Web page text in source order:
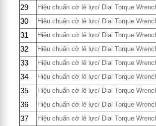
29 Hiệu chuẩn cờ lê lực/ Dial Torque
30 Hiệu chuẩn cờ lê lực/ Dial Torque
31 Hiệu chuẩn cờ lê lực/ Dial Torque
32 Hiệu chuẩn cờ lê lực/ Dial Torque
33 Hiệu chuẩn cờ lê lực/ Dial Torque
34 Hiệu chuẩn cờ lê lực/ Dial Torque
35 Hiệu chuẩn cờ lê lực/ Dial Torque
36 Hiệu chuẩn cờ lê lực/ Dial Torque
37 Hiệu chuẩn cờ lê lực/ Dial Torque